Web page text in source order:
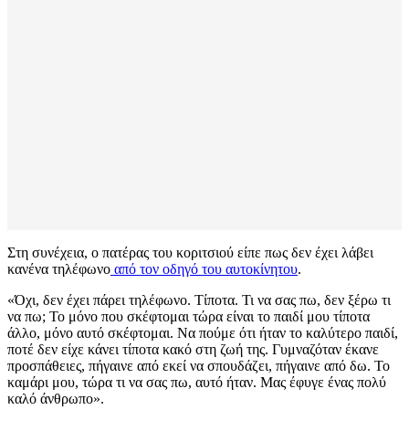
Στη συνέχεια, ο πατέρας του κοριτσιού είπε πως δεν έχει λάβει
κανένα τηλέφωνο από τον οδηγό του αυτοκίνητου.
«Όχι, δεν έχει πάρει τηλέφωνο. Τίποτα. Τι να σας πω, δεν ξέρω τι
να πω; Το μόνο που σκέφτομαι τώρα είναι το παιδί μου τίποτα
άλλο, μόνο αυτό σκέφτομαι. Να πούμε ότι ήταν το καλύτερο παιδί,
ποτέ δεν είχε κάνει τίποτα κακό στη ζωή της. Γυμναζόταν έκανε
προσπάθειες, πήγαινε από εκεί να σπουδάζει, πήγαινε από δω. Το
καμάρι μου, τώρα τι να σας πω, αυτό ήταν. Μας έφυγε ένας πολύ
καλό άνθρωπο».